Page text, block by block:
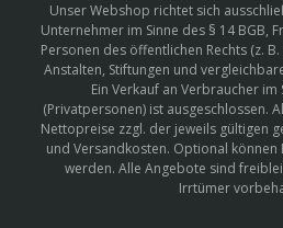
Unser Webshop richtet sich
Unternehmer im Sinne des § 14 BGB,
Personen des öffentlichen Rechts (z.
Anstalten, Stiftungen und
Ein Verkauf an Verbraucher im
(Privatpersonen) ist ausgeschlossen.
Nettopreise zzgl. der jeweils gültigen
und Versandkosten. Optional
werden. Alle Angebote sind
Irrtümer